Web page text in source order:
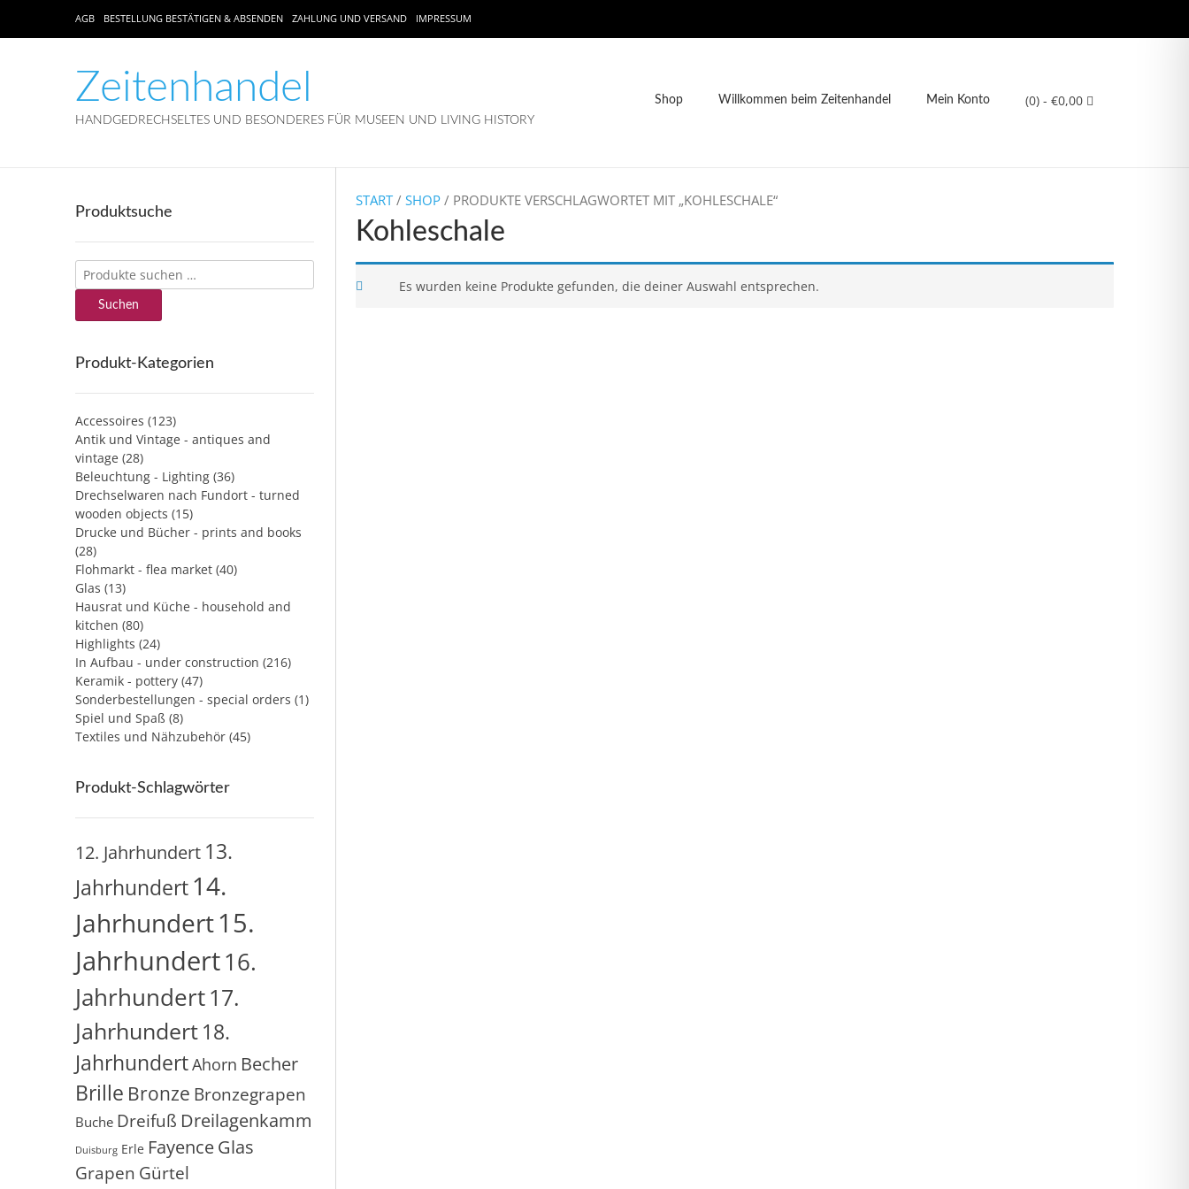
AGB BESTELLUNG BESTÄTIGEN & ABSENDEN ZAHLUNG UND VERSAND IMPRESSUM
Zeitenhandel
HANDGEDRECHSELTES UND BESONDERES FÜR MUSEEN UND LIVING HISTORY
(0) - €0,00
Shop Willkommen beim Zeitenhandel Mein Konto
START/ SHOP/ PRODUKTE VERSCHLAGWORTET MIT „KOHLESCHALE“
Kohleschale
Es wurden keine Produkte gefunden, die deiner Auswahl entsprechen.
Produktsuche
Suchen
nach:
Suchen
Produkt-Kategorien
Accessoires (123)
Antik und Vintage - antiques and
vintage (28)
Beleuchtung - Lighting (36)
Drechselwaren nach Fundort - turned
wooden objects (15)
Drucke und Bücher - prints and books
(28)
Flohmarkt - flea market (40)
Glas (13)
Hausrat und Küche - household and
kitchen (80)
Highlights (24)
In Aufbau - under construction (216)
Keramik - pottery (47)
Sonderbestellungen - special orders (1)
Spiel und Spaß (8)
Textiles und Nähzubehör (45)
Produkt-Schlagwörter
12. Jahrhundert 13.
Jahrhundert14.
Jahrhundert15.
Jahrhundert16.
Jahrhundert17.
Jahrhundert18.
JahrhundertAhorn Becher
Brille Bronze Bronzegrapen
Buche Dreifuß Dreilagenkamm
Duisburg Erle FayenceGlas
Grapen Gürtel